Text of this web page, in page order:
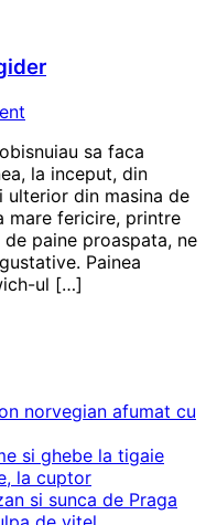
sa faca
la inceput, din
din masina de
mare fericire, printre
paine proaspata, ne
Painea
ul […]
norvegian afumat cu
si ghebe la tigaie
la cuptor
si sunca de Praga